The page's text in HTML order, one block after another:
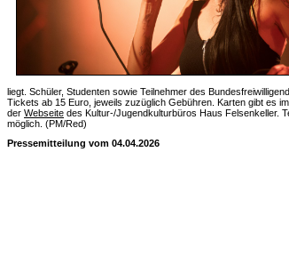
liegt. Schüler, Studenten sowie Teilnehmer des
Tickets ab 15 Euro, jeweils zuzüglich Gebühren. Karten gibt es
der Webseite des Kultur-/Jugendkulturbüros Haus Felsenkeller.
möglich. (PM/Red)
Pressemitteilung vom 04.04.2026